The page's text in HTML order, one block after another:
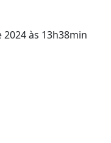
às 13h38min